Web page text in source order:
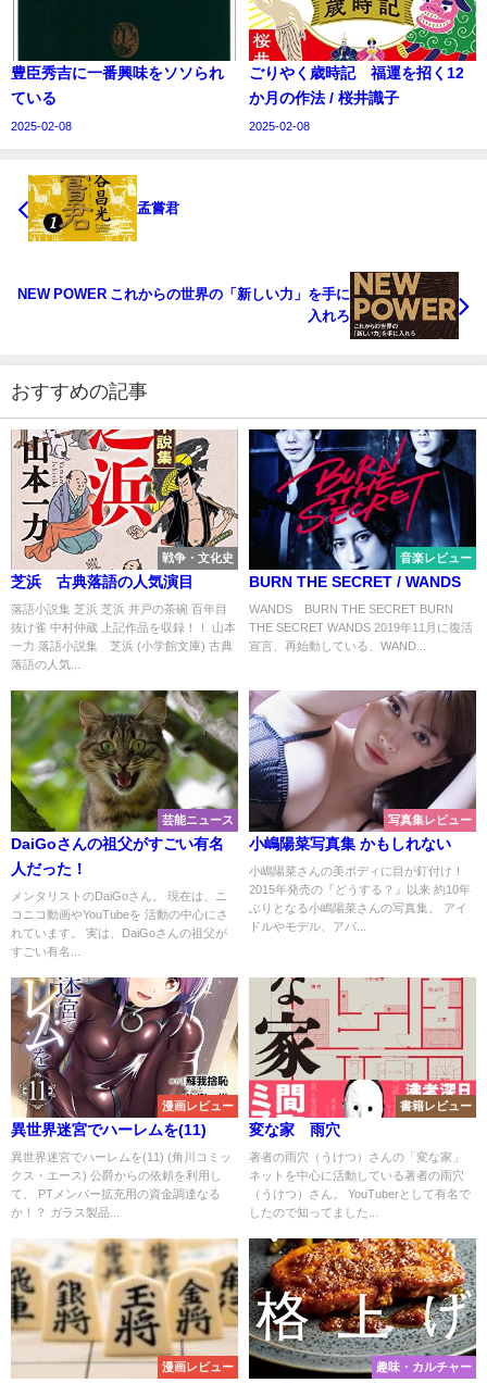
豊臣秀吉に一番興味をソソられ
ている
2025-02-08
ごりやく歳時記 福運を招く12
か月の作法 / 桜井識子
2025-02-08
孟嘗君
NEW POWER これからの世界の「新しい力」を手に
入れろ
おすすめの記事
戦争・文化史
芝浜 古典落語の人気演目
落語小説集 芝浜 芝浜 井戸の茶碗 百年目
抜け雀 中村仲蔵 上記作品を収録！！ 山本
一力 落語小説集 芝浜 (小学館文庫) 古典
落語の人気...
音楽レビュー
BURN THE SECRET / WANDS
WANDS BURN THE SECRET BURN
THE SECRET WANDS 2019年11月に復活
宣言、再始動している、WAND...
芸能ニュース
DaiGoさんの祖父がすごい有名
人だった！
メンタリストのDaiGoさん。 現在は、ニ
コニコ動画やYouTubeを 活動の中心にさ
れています。 実は、DaiGoさんの祖父が
すごい有名...
写真集レビュー
小嶋陽菜写真集 かもしれない
小嶋陽菜さんの美ボディに目が釘付け！
2015年発売の『どうする？』以来 約10年
ぶりとなる小嶋陽菜さんの写真集。 アイ
ドルやモデル、アパ...
漫画レビュー
異世界迷宮でハーレムを(11)
異世界迷宮でハーレムを(11) (角川コミッ
クス・エース) 公爵からの依頼を利用し
て、 PTメンバー拡充用の資金調達なる
か！？ ガラス製品...
書籍レビュー
変な家 雨穴
著者の雨穴（うけつ）さんの「変な家」
ネットを中心に活動している著者の雨穴
（うけつ）さん。 YouTuberとして有名で
したので知ってました...
漫画レビュー 趣味・カルチャー